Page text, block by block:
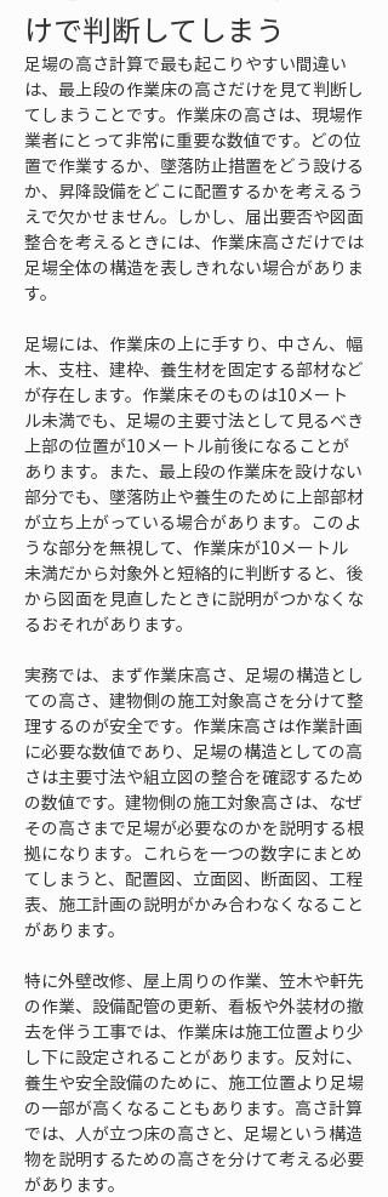
けで判断してしまう
足場の高さ計算で最も起こりやすい間違い
は、最上段の作業床の高さだけを見て判断し
てしまうことです。作業床の高さは、現場作
業者にとって非常に重要な数値です。どの位
置で作業するか、墜落防止措置をどう設ける
か、昇降設備をどこに配置するかを考えるう
えで欠かせません。しかし、届出要否や図面
整合を考えるときには、作業床高さだけでは
足場全体の構造を表しきれない場合がありま
す。
足場には、作業床の上に手すり、中さん、幅
木、支柱、建枠、養生材を固定する部材など
が存在します。作業床そのものは10メート
ル未満でも、足場の主要寸法として見るべき
上部の位置が10メートル前後になることが
あります。また、最上段の作業床を設けない
部分でも、墜落防止や養生のために上部部材
が立ち上がっている場合があります。このよ
うな部分を無視して、作業床が10メートル
未満だから対象外と短絡的に判断すると、後
から図面を見直したときに説明がつかなくな
るおそれがあります。
実務では、まず作業床高さ、足場の構造とし
ての高さ、建物側の施工対象高さを分けて整
理するのが安全です。作業床高さは作業計画
に必要な数値であり、足場の構造としての高
さは主要寸法や組立図の整合を確認するため
の数値です。建物側の施工対象高さは、なぜ
その高さまで足場が必要なのかを説明する根
拠になります。これらを一つの数字にまとめ
てしまうと、配置図、立面図、断面図、工程
表、施工計画の説明がかみ合わなくなること
があります。
特に外壁改修、屋上周りの作業、笠木や軒先
の作業、設備配管の更新、看板や外装材の撤
去を伴う工事では、作業床は施工位置より少
し下に設定されることがあります。反対に、
養生や安全設備のために、施工位置より足場
の一部が高くなることもあります。高さ計算
では、人が立つ床の高さと、足場という構造
物を説明するための高さを分けて考える必要
があります。